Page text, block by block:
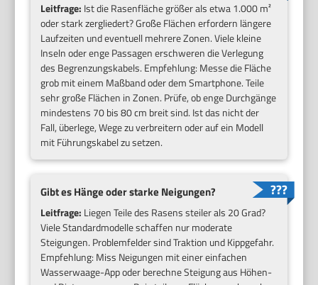
Leitfrage: Ist die Rasenfläche größer als etwa 1.000 m²
oder stark zergliedert? Große Flächen erfordern längere
Laufzeiten und eventuell mehrere Zonen. Viele kleine
Inseln oder enge Passagen erschweren die Verlegung
des Begrenzungskabels. Empfehlung: Messe die Fläche
grob mit einem Maßband oder dem Smartphone. Teile
sehr große Flächen in Zonen. Prüfe, ob enge Durchgänge
mindestens 70 bis 80 cm breit sind. Ist das nicht der
Fall, überlege, Wege zu verbreitern oder auf ein Modell
mit Führungskabel zu setzen.
Gibt es Hänge oder starke Neigungen?
Leitfrage: Liegen Teile des Rasens steiler als 20 Grad?
Viele Standardmodelle schaffen nur moderate
Steigungen. Problemfelder sind Traktion und Kippgefahr.
Empfehlung: Miss Neigungen mit einer einfachen
Wasserwaage-App oder berechne Steigung aus Höhen-